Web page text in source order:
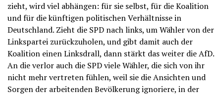
zieht, wird viel abhängen: für sie selbst, für die Koalition
und für die künftigen politischen Verhältnisse in
Deutschland. Zieht die SPD nach links, um Wähler von der
Linkspartei zurückzuholen, und gibt damit auch der
Koalition einen Linksdrall, dann stärkt das weiter die AfD.
An die verlor auch die SPD viele Wähler, die sich von ihr
nicht mehr vertreten fühlen, weil sie die Ansichten und
Sorgen der arbeitenden Bevölkerung ignoriere, in der